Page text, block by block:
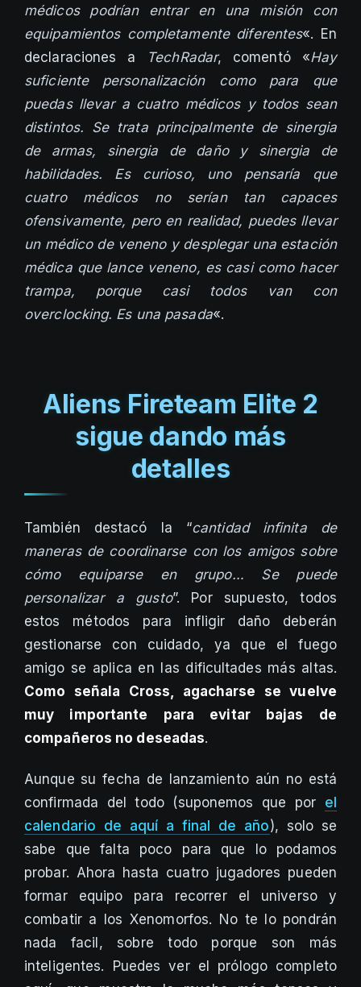
médicos podrían entrar en una misión con
equipamientos completamente diferentes«. En
declaraciones a
TechRadar, comentó «Hay
suficiente personalización como para que
puedas llevar a cuatro médicos y todos sean
distintos. Se trata principalmente de sinergia
de armas, sinergia de daño y sinergia de
habilidades. Es curioso, uno pensaría que
cuatro médicos no serían tan capaces
ofensivamente, pero en realidad, puedes llevar
un médico de veneno y desplegar una estación
médica que lance veneno, es casi como hacer
trampa, porque casi todos van con
overclocking. Es una pasada«.
Aliens Fireteam Elite 2
sigue dando más
detalles
También destacó la “cantidad infinita de
maneras de coordinarse con los amigos sobre
cómo equiparse en grupo… Se puede
personalizar a gusto”. Por supuesto, todos
estos métodos para infligir daño deberán
gestionarse con cuidado, ya que el fuego
amigo se aplica en las dificultades más altas.
Como señala Cross, agacharse se vuelve
muy importante para evitar bajas de
compañeros no deseadas.
Aunque su fecha de lanzamiento aún no está
confirmada del todo (suponemos que por el
calendario de aquí a final de año), solo se
sabe que falta poco para que lo podamos
probar. Ahora hasta cuatro jugadores pueden
formar equipo para recorrer el universo y
combatir a los Xenomorfos. No te lo pondrán
nada facil, sobre todo porque son más
inteligentes. Puedes ver el prólogo completo